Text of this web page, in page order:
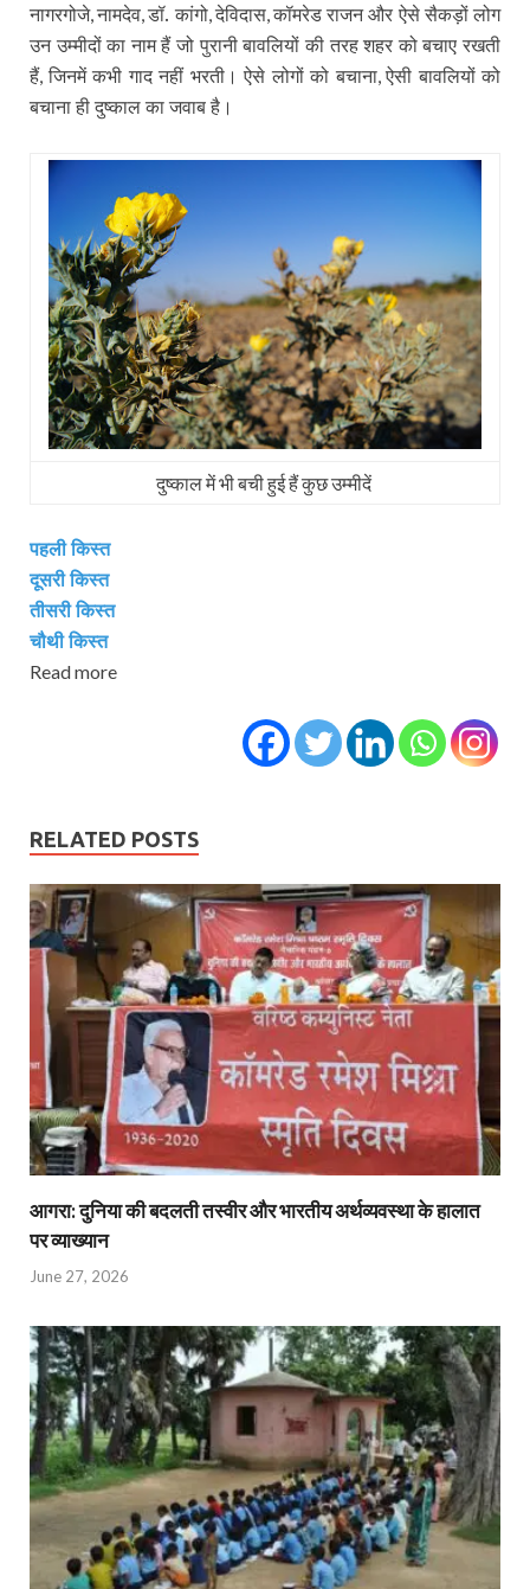
नागरगोजे,नामदेव,डॉ. कांगो,देविदास,कॉमरेड राजन और ऐसे सैकड़ों लोग
उन उम्मीदों का नाम हैं जो पुरानी बावलियों की तरह शहर को बचाए रखती
हैं,जिनमें कभी गाद नहीं भरती। ऐसे लोगों को बचाना,ऐसी बावलियों को
बचाना ही दुष्काल का जवाब है।
दुष्‍काल में भी बची हुई हैं कुछ उम्‍मीदें
पहली किस्‍त
दूसरी किस्‍त
तीसरी किस्‍त
चौथी किस्‍त
Read more
RELATED POSTS
आगरा: दुनिया की बदलती तस्वीर और भारतीय अर्थव्यवस्था के हालात
पर व्याख्यान
June 27, 2026